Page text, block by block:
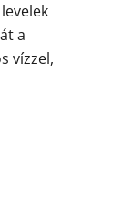
a
vízzel,